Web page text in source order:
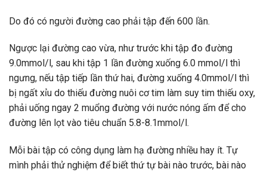
Do đó có người đường cao phải tập đến 600 lần.
Ngược lại đường cao vừa, như trước khi tập đo đường
9.0mmol/l, sau khi tập 1 lần đường xuống 6.0 mmol/l thì
ngưng, nếu tập tiếp lần thứ hai, đường xuống 4.0mmol/l thì
bị ngất xỉu do thiếu đường nuôi cơ tim làm suy tim thiếu oxy,
phải uống ngay 2 muổng đường với nước nóng ấm để cho
đường lên lọt vào tiêu chuẩn 5.8-8.1mmol/l.
Mỗi bài tập có công dụng làm hạ đường nhiều hay ít. Tự
mình phải thử nghiệm để biết thứ tự bài nào trước, bài nào